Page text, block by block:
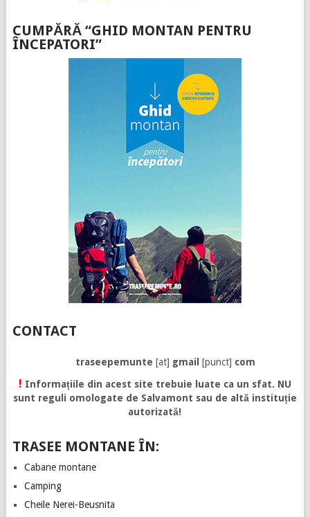
CUMPĂRĂ “GHID MONTAN PENTRU
ÎNCEPATORI”
CONTACT
traseepemunte [at] gmail [punct] com
! Informațiile din acest site trebuie luate ca un sfat. NU
sunt reguli omologate de Salvamont sau de altă instituție
autorizată!
TRASEE MONTANE ÎN:
Cabane montane
Camping
Cheile Nerei-Beusnita